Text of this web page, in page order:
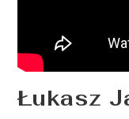
Łukasz